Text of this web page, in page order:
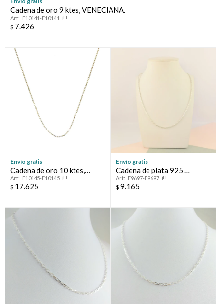
Cadena de oro 9 ktes, VENECIANA.
F10141-F10141
$ 7.426
Envío gratis
Cadena de oro 10 ktes,
FORCET.
F10145-F10145
$ 17.625
Envío gratis
Cadena de plata 925,
CARDANO.
F9697-F9697
$ 9.165